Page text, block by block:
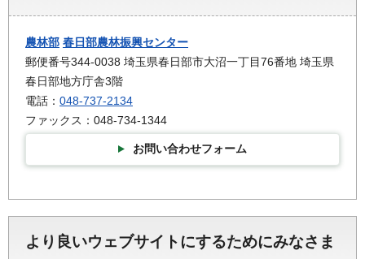
農林部 春日部農林振興センター
郵便番号344-0038 埼玉県春日部市大沼一丁目76番地 埼玉県
春日部地方庁舎3階
電話： 048-737-2134
ファックス：048-734-1344
お問い合わせフォーム
より良いウェブサイトにするためにみなさま